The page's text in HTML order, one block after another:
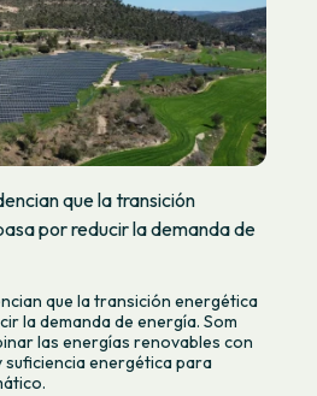
que la transición
por reducir la demanda de
que la transición energética
la demanda de energía. Som
las energías renovables con
suficiencia energética para